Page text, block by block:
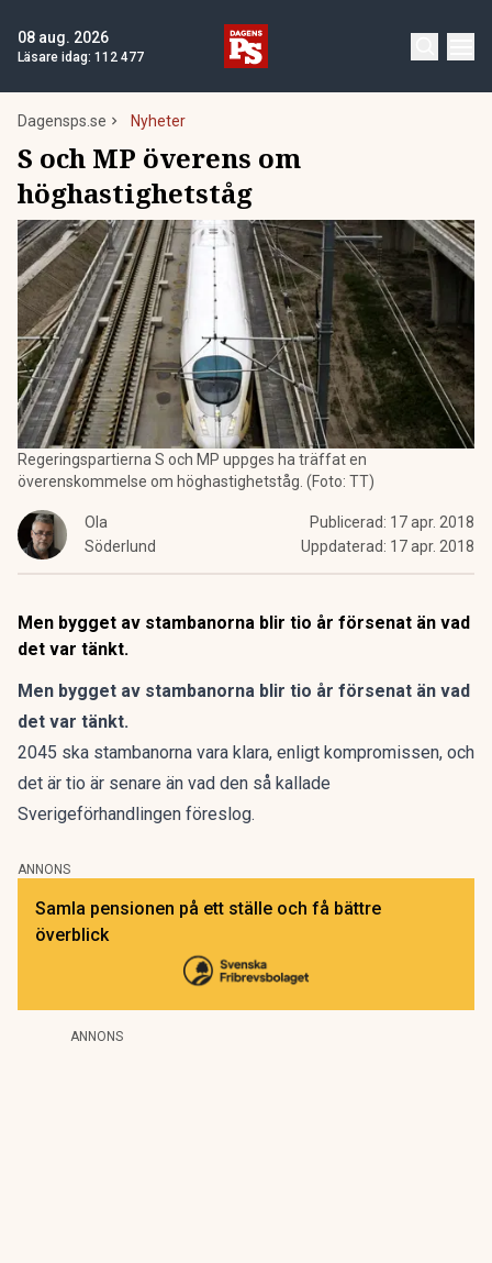
08 aug. 2026
Läsare idag: 112 477
Dagensps.se Nyheter
S och MP överens om
höghastighetståg
Regeringspartierna S och MP uppges ha träffat en
överenskommelse om höghastighetståg. (Foto: TT)
Ola
Söderlund
Publicerad: 17 apr. 2018
Uppdaterad: 17 apr. 2018
Men bygget av stambanorna blir tio år försenat än vad
det var tänkt.
Men bygget av stambanorna blir tio år försenat än vad
det var tänkt.
2045 ska stambanorna vara klara, enligt kompromissen, och
det är tio är senare än vad den så kallade
Sverigeförhandlingen föreslog.
ANNONS
Samla pensionen på ett ställe och få bättre
överblick
ANNONS